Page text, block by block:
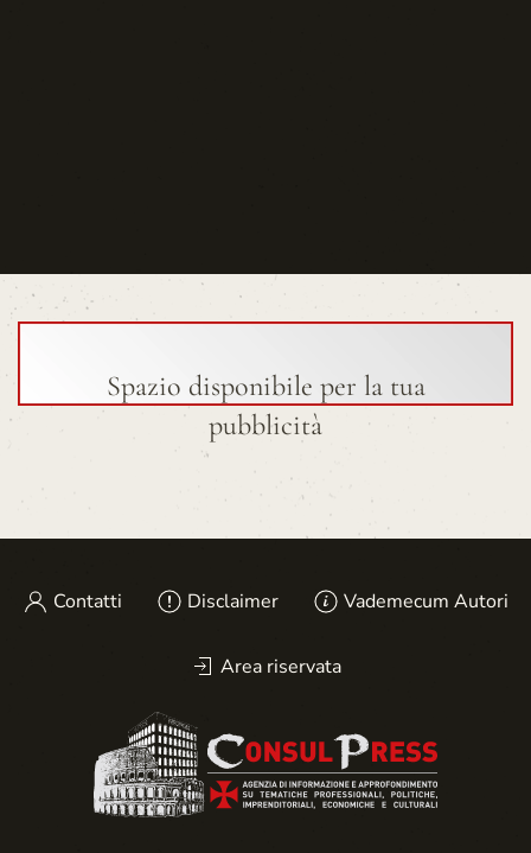
Spazio disponibile per la tua
pubblicità
Contatti Disclaimer Vademecum Autori
Area riservata